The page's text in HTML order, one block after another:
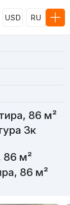
USD RU
86 м²
3к
86 м²
86 м²